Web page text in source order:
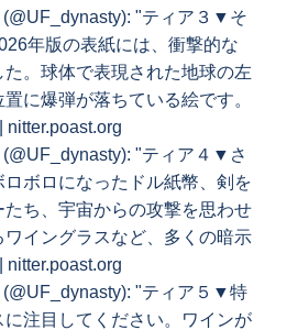
"ティア３▼そ
年版の表紙には、衝撃的な
。球体で表現された地球の左
に爆弾が落ちている絵です。
"ティア４▼さ
ボロになったドル紙幣、剣を
ち、宇宙からの攻撃を思わせ
イングラスなど、多くの暗示
nitter.poast.org
(@UF_dynasty): "ティア５▼特
注目してください。ワインが